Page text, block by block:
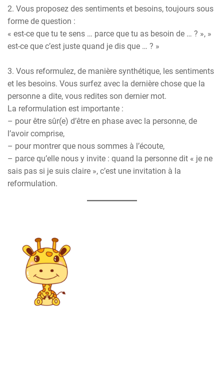
2. Vous proposez des sentiments et besoins, toujours sous
forme de question :
« est-ce que tu te sens … parce que tu as besoin de … ? », »
est-ce que c’est juste quand je dis que … ? »
3. Vous reformulez, de manière synthétique, les sentiments
et les besoins. Vous surfez avec la dernière chose que la
personne a dite, vous redites son dernier mot.
La reformulation est importante :
– pour être sûr(e) d’être en phase avec la personne, de
l’avoir comprise,
– pour montrer que nous sommes à l’écoute,
– parce qu’elle nous y invite : quand la personne dit « je ne
sais pas si je suis claire », c’est une invitation à la
reformulation.